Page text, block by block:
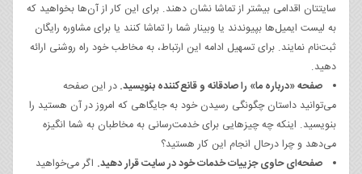
سایتتان اقدامی بیشتر از تماشا نشان دهند. برای این کار از آن‌ها بخواهید که
به لیست ایمیل‌ها بپیوندند یا وبینار شما را تماشا کنند یا برای مشاوره رایگان
ثبت‌نام نمایند. برای تسهیل ادامه این ارتباط، به مخاطب خود راه روشنی ارائه
دهید.
صفحه «درباره ما» را صادقانه و قانع‌کننده بنویسید.در این صفحه
می‌توانید داستان چگونگی رسیدن خود به جایگاهی که امروز در آن هستید را
بنویسید. اینکه چه چیزهایی برای خدمت‌رسانی به مخاطبان به شما انگیزه
می‌دهد و چرا درحال انجام این کار هستید؟
صفحه‌ای حاوی جزییات خدمات خود در سایت قرار دهید. اگر می‌خواهید